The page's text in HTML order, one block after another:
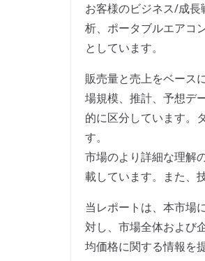
お客様のビジネス/成
析、ポータブルエアコ
としています。
販売量と売上をベース
場規模、推計、予想デ
的に区分しています。
す。
市場のより詳細な理解
載しています。また、
当レポートは、本市場
対し、市場全体および
均価格に関する情報を